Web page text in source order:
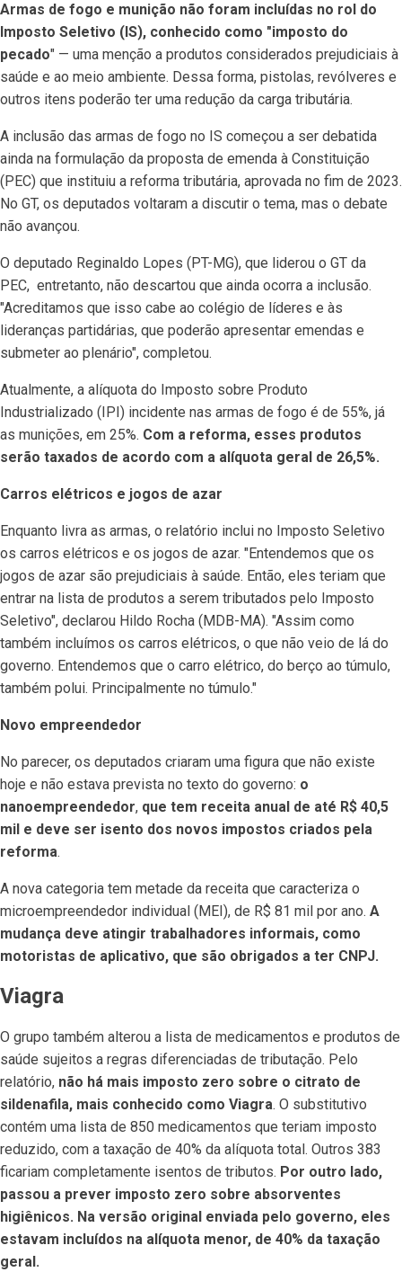
Armas de fogo e munição não foram incluídas no rol do
Imposto Seletivo (IS), conhecido como "imposto do
pecado" — uma menção a produtos considerados prejudiciais à
saúde e ao meio ambiente. Dessa forma, pistolas, revólveres e
outros itens poderão ter uma redução da carga tributária.
A inclusão das armas de fogo no IS começou a ser debatida
ainda na formulação da proposta de emenda à Constituição
(PEC) que instituiu a reforma tributária, aprovada no fim de 2023.
No GT, os deputados voltaram a discutir o tema, mas o debate
não avançou.
O deputado Reginaldo Lopes (PT-MG), que liderou o GT da
PEC, entretanto, não descartou que ainda ocorra a inclusão.
"Acreditamos que isso cabe ao colégio de líderes e às
lideranças partidárias, que poderão apresentar emendas e
submeter ao plenário", completou.
Atualmente, a alíquota do Imposto sobre Produto
Industrializado (IPI) incidente nas armas de fogo é de 55%, já
as munições, em 25%. Com a reforma, esses produtos
serão taxados de acordo com a alíquota geral de 26,5%.
Carros elétricos e jogos de azar
Enquanto livra as armas, o relatório inclui no Imposto Seletivo
os carros elétricos e os jogos de azar. "Entendemos que os
jogos de azar são prejudiciais à saúde. Então, eles teriam que
entrar na lista de produtos a serem tributados pelo Imposto
Seletivo", declarou Hildo Rocha (MDB-MA). "Assim como
também incluímos os carros elétricos, o que não veio de lá do
governo. Entendemos que o carro elétrico, do berço ao túmulo,
também polui. Principalmente no túmulo."
Novo empreendedor
No parecer, os deputados criaram uma figura que não existe
hoje e não estava prevista no texto do governo: o
nanoempreendedor, que tem receita anual de até R$ 40,5
mil e deve ser isento dos novos impostos criados pela
reforma.
A nova categoria tem metade da receita que caracteriza o
microempreendedor individual (MEI), de R$ 81 mil por ano. A
mudança deve atingir trabalhadores informais, como
motoristas de aplicativo, que são obrigados a ter CNPJ.
Viagra
O grupo também alterou a lista de medicamentos e produtos de
saúde sujeitos a regras diferenciadas de tributação. Pelo
relatório, não há mais imposto zero sobre o citrato de
sildenafila, mais conhecido como Viagra. O substitutivo
contém uma lista de 850 medicamentos que teriam imposto
reduzido, com a taxação de 40% da alíquota total. Outros 383
ficariam completamente isentos de tributos. Por outro lado,
passou a prever imposto zero sobre absorventes
higiênicos. Na versão original enviada pelo governo, eles
estavam incluídos na alíquota menor, de 40% da taxação
geral.